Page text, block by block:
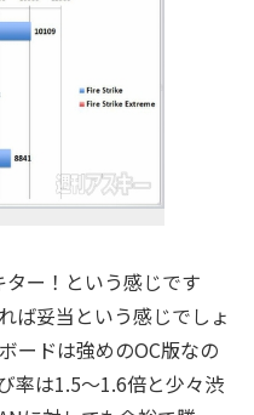
ー！という感じです
ば妥当という感じでしょ
ードは強めのOC版なの
率は1.5～1.6倍と少々渋